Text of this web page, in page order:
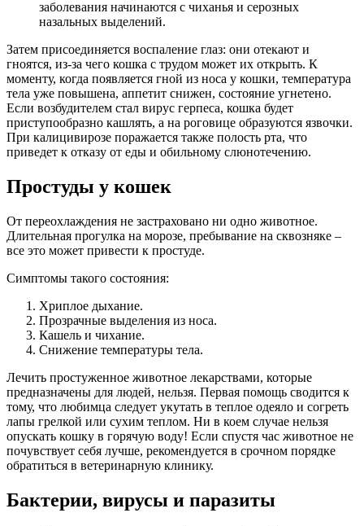
заболевания начинаются с чиханья и серозных
назальных выделений.
Затем присоединяется воспаление глаз: они отекают и
гноятся, из-за чего кошка с трудом может их открыть. К
моменту, когда появляется гной из носа у кошки, температура
тела уже повышена, аппетит снижен, состояние угнетено.
Если возбудителем стал вирус герпеса, кошка будет
приступообразно кашлять, а на роговице образуются язвочки.
При калицивирозе поражается также полость рта, что
приведет к отказу от еды и обильному слюнотечению.
Простуды у кошек
От переохлаждения не застраховано ни одно животное.
Длительная прогулка на морозе, пребывание на сквозняке –
все это может привести к простуде.
Симптомы такого состояния:
Хриплое дыхание.
Прозрачные выделения из носа.
Кашель и чихание.
Снижение температуры тела.
Лечить простуженное животное лекарствами, которые
предназначены для людей, нельзя. Первая помощь сводится к
тому, что любимца следует укутать в теплое одеяло и согреть
лапы грелкой или сухим теплом. Ни в коем случае нельзя
опускать кошку в горячую воду! Если спустя час животное не
почувствует себя лучше, рекомендуется в срочном порядке
обратиться в ветеринарную клинику.
Бактерии, вирусы и паразиты